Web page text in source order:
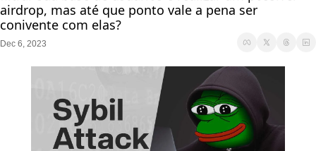
airdrop, mas até que ponto vale a pena ser
conivente com elas?
Dec 6, 2023